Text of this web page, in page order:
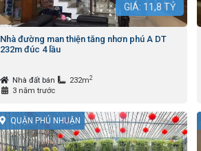
GIÁ: 11,8 TỶ
Nhà đường man thiện tăng nhơn phú A DT
232m đúc 4 lầu
Nhà đất bán 232m2
3 năm trước
QUẬN PHÚ NHUẬN